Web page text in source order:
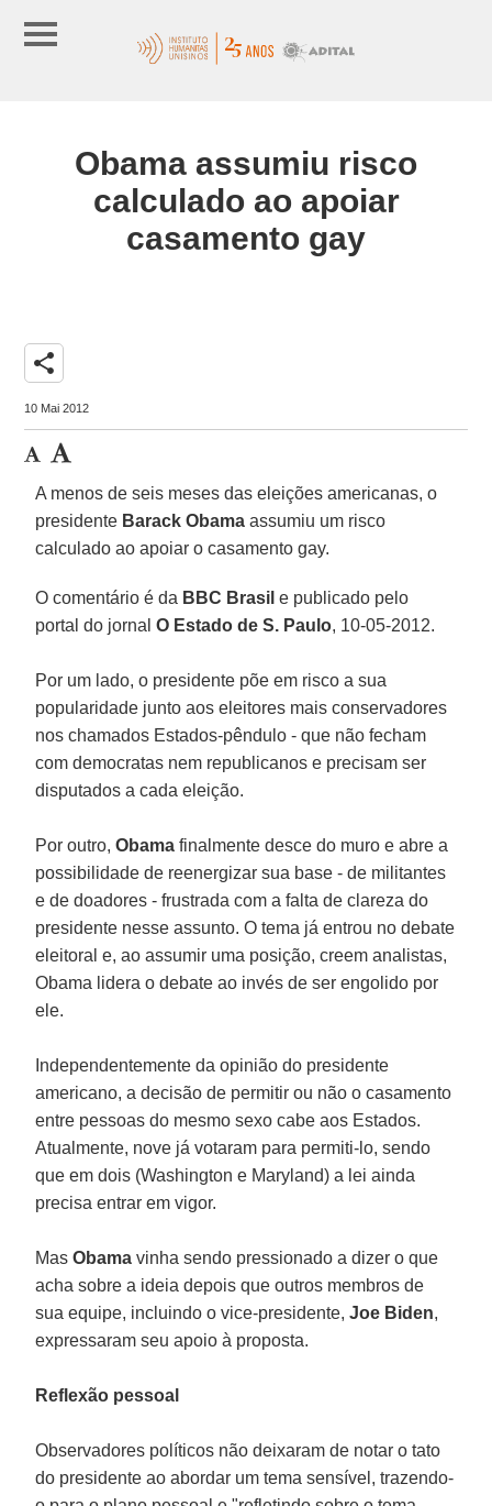
Obama assumiu risco
calculado ao apoiar
casamento gay
share
10 Mai 2012
A menos de seis meses das eleições americanas, o
presidente Barack Obamaassumiu um risco
calculado ao apoiar o casamento gay.
O comentário é da BBC Brasil e publicado pelo
portal do jornalO Estado de S. Paulo, 10-05-2012.
Por um lado, o presidente põe em risco a sua
popularidade junto aos eleitores mais conservadores
nos chamados Estados-pêndulo - que não fecham
com democratas nem republicanos e precisam ser
disputados a cada eleição.
Por outro,Obamafinalmente desce do muro e abre a
possibilidade de reenergizar sua base - de militantes
e de doadores - frustrada com a falta de clareza do
presidente nesse assunto. O tema já entrou no debate
eleitoral e, ao assumir uma posição, creem analistas,
Obama lidera o debate ao invés de ser engolido por
ele.
Independentemente da opinião do presidente
americano, a decisão de permitir ou não o casamento
entre pessoas do mesmo sexo cabe aos Estados.
Atualmente, nove já votaram para permiti-lo, sendo
que em dois (Washington e Maryland) a lei ainda
precisa entrar em vigor.
MasObamavinha sendo pressionado a dizer o que
acha sobre a ideia depois que outros membros de
sua equipe, incluindo o vice-presidente,Joe Biden,
expressaram seu apoio à proposta.
Reflexão pessoal
Observadores políticos não deixaram de notar o tato
do presidente ao abordar um tema sensível, trazendo-